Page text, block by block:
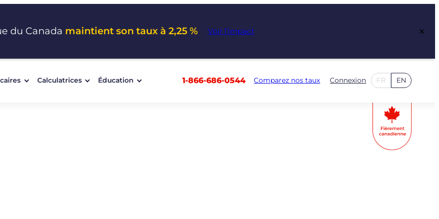
du Canada maintient son taux à 2,25 % Voir l’impact ×
Calculatrices Éducation 1-866-686-0544 Comparez nos taux Connexion FR EN